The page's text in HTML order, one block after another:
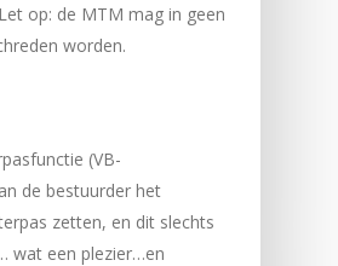
op: de MTM mag in geen
worden.
(VB-
de bestuurder het
zetten, en dit slechts
wat een plezier…en